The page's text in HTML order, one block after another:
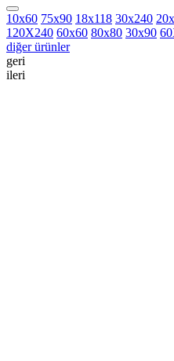
10x60 75x90 18x118 30x240
120X240 60x60 80x80 30x90
diğer ürünler
geri
ileri